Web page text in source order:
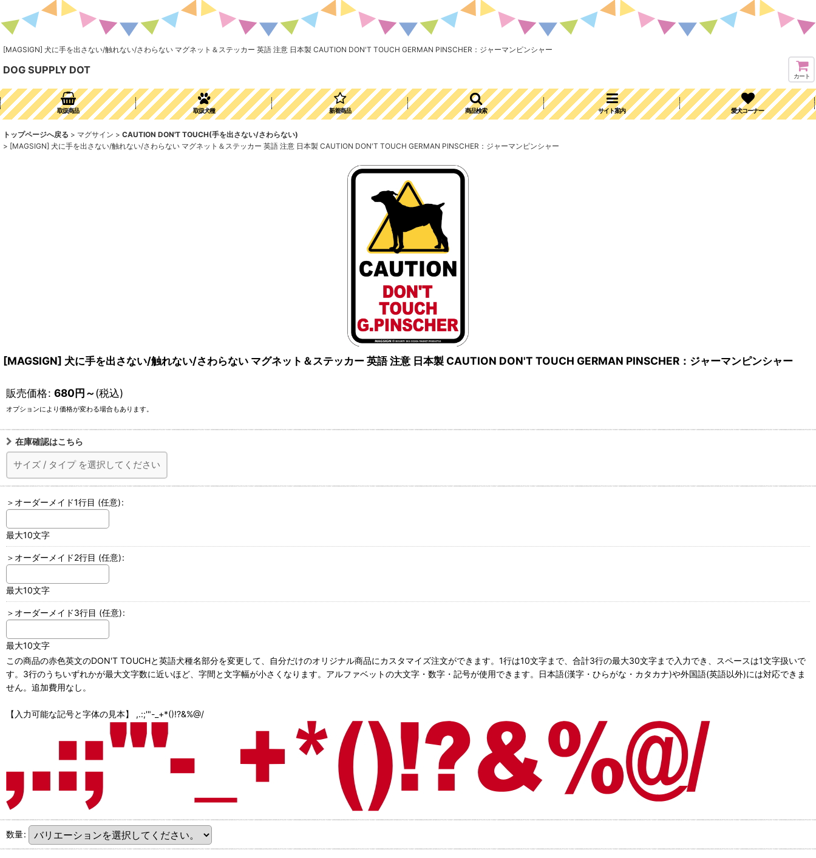
[MAGSIGN] 犬に手を出さない/触れない/さわらない マグネット＆ステッカー 英語 注意 日本製 CAUTION DON'T TOUCH GERMAN PINSCHER：ジャーマンピンシャー
DOG SUPPLY DOT
カート
取扱商品 取扱犬種 新着商品 商品検索 サイト案内 愛犬コーナー
トップページへ戻る > マグサイン > CAUTION DON'T TOUCH(手を出さない/さわらない)
> [MAGSIGN] 犬に手を出さない/触れない/さわらない マグネット＆ステッカー 英語 注意 日本製 CAUTION DON'T TOUCH GERMAN PINSCHER：ジャーマンピンシャー
[MAGSIGN] 犬に手を出さない/触れない/さわらない マグネット＆ステッカー 英語 注意 日本製 CAUTION DON'T TOUCH GERMAN PINSCHER：ジャーマンピンシャー
販売価格: 680円～(税込)
オプションにより価格が変わる場合もあります。
在庫確認はこちら
サイズ / タイプ を選択してください
＞オーダーメイド1行目 (任意):
最大10文字
＞オーダーメイド2行目 (任意):
最大10文字
＞オーダーメイド3行目 (任意):
最大10文字
この商品の赤色英文のDON'T TOUCHと英語犬種名部分を変更して、自分だけのオリジナル商品にカスタマイズ注文ができます。1行は10文字まで、合計3行の最大30文字まで入力でき、スペースは1文字扱いで
す。3行のうちいずれかが最大文字数に近いほど、字間と文字幅が小さくなります。アルファベットの大文字・数字・記号が使用できます。日本語(漢字・ひらがな・カタカナ)や外国語(英語以外)には対応できま
せん。追加費用なし。
【入力可能な記号と字体の見本】 ,.:;'"-_+*()!?&%@/
数量: